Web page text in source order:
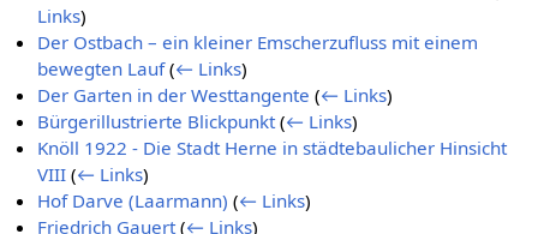
Links)
Der Ostbach – ein kleiner Emscherzufluss mit einem
bewegten Lauf (← Links)
Der Garten in der Westtangente (← Links)
Bürgerillustrierte Blickpunkt (← Links)
Knöll 1922 - Die Stadt Herne in städtebaulicher Hinsicht
VIII (← Links)
Hof Darve (Laarmann) (← Links)
Friedrich Gauert (← Links)